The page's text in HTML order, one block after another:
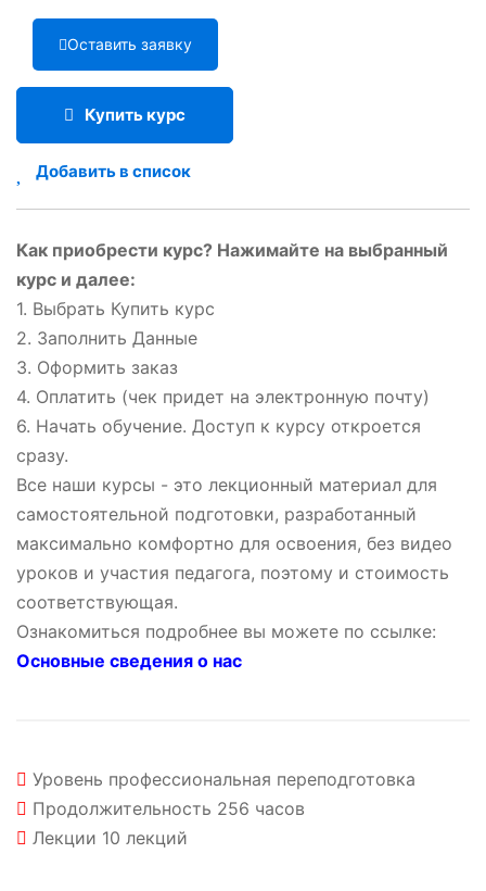
Оставить заявку
Купить курс
Добавить в список
Как приобрести курс? Нажимайте на выбранный
курс и далее:
1. Выбрать Купить курс
2. Заполнить Данные
3. Оформить заказ
4. Оплатить (чек придет на электронную почту)
6. Начать обучение. Доступ к курсу откроется
сразу.
Все наши курсы - это лекционный материал для
самостоятельной подготовки, разработанный
максимально комфортно для освоения, без видео
уроков и участия педагога, поэтому и стоимость
соответствующая.
Ознакомиться подробнее вы можете по ссылке:
Основные сведения о нас
Уровень профессиональная переподготовка
Продолжительность 256 часов
Лекции 10 лекций